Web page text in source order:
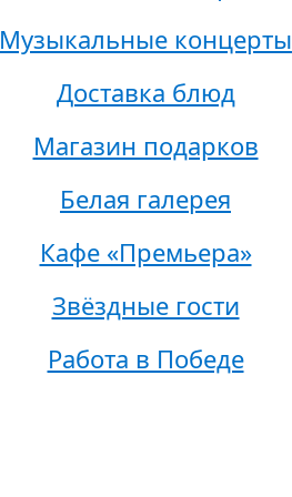
Музыкальные концерты
Доставка блюд
Магазин подарков
Белая галерея
Кафе «Премьера»
Звёздные гости
Работа в Победе